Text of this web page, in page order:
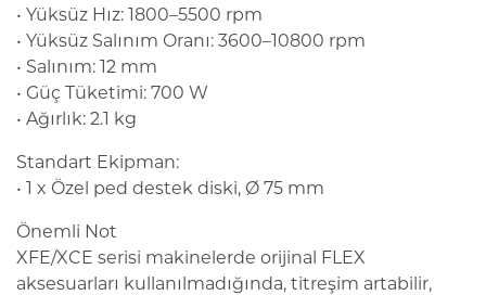
• Yüksüz Hız: 1800–5500 rpm
• Yüksüz Salınım Oranı: 3600–10800 rpm
• Salınım: 12 mm
• Güç Tüketimi: 700 W
• Ağırlık: 2.1 kg
Standart Ekipman:
• 1 x Özel ped destek diski, Ø 75 mm
Önemli Not
XFE/XCE serisi makinelerde orijinal FLEX
aksesuarları kullanılmadığında, titreşim artabilir,